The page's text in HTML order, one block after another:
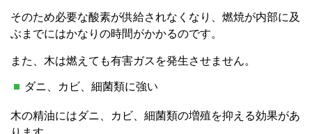
そのため必要な酸素が供給されなくなり、燃焼が内部に及
ぶまでにはかなりの時間がかかるのです。
また、木は燃えても有害ガスを発生させません。
ダニ、カビ、細菌類に強い
木の精油にはダニ、カビ、細菌類の増殖を抑える効果があ